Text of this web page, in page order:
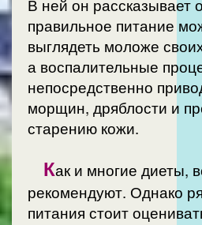
В ней он рассказывает
правильное питание
выглядеть моложе
а воспалительные
непосредственно
морщин, дряблости и
старению кожи.
Как и многие диеты,
рекомендуют. Однако ряд
питания стоит оценивать и обрашать